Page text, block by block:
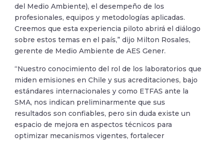
del Medio Ambiente), el desempeño de los
profesionales, equipos y metodologías aplicadas.
Creemos que esta experiencia piloto abrirá el diálogo
sobre estos temas en el país,” dijo Milton Rosales,
gerente de Medio Ambiente de AES Gener.
“Nuestro conocimiento del rol de los laboratorios que
miden emisiones en Chile y sus acreditaciones, bajo
estándares internacionales y como ETFAS ante la
SMA, nos indican preliminarmente que sus
resultados son confiables, pero sin duda existe un
espacio de mejora en aspectos técnicos para
optimizar mecanismos vigentes, fortalecer